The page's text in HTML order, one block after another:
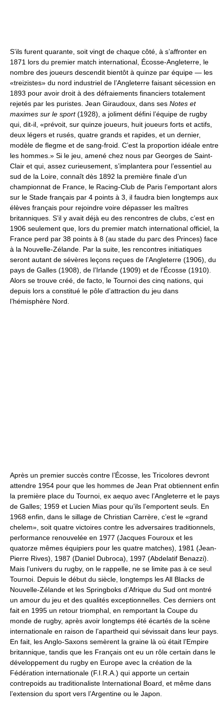
S’ils furent quarante, soit vingt de chaque côté, à s’affronter en
1871 lors du premier match international, Écosse-Angleterre, le
nombre des joueurs descendit bientôt à quinze par équipe — les
«treizistes» du nord industriel de l’Angleterre faisant sécession en
1893 pour avoir droit à des défraiements financiers totalement
rejetés par les puristes. Jean Giraudoux, dans ses Notes et
maximes sur le sport(1928), a joliment défini l’équipe de rugby
qui, dit-il, «prévoit, sur quinze joueurs, huit joueurs forts et actifs,
deux légers et rusés, quatre grands et rapides, et un dernier,
modèle de flegme et de sang-froid. C’est la proportion idéale entre
les hommes.» Si le jeu, amené chez nous par Georges de Saint-
Clair et qui, assez curieusement, s’implantera pour l’essentiel au
sud de la Loire, connaît dès 1892 la première finale d’un
championnat de France, le Racing-Club de Paris l’emportant alors
sur le Stade français par 4 points à 3, il faudra bien longtemps aux
élèves français pour rejoindre voire dépasser les maîtres
britanniques. S’il y avait déjà eu des rencontres de clubs, c’est en
1906 seulement que, lors du premier match international officiel, la
France perd par 38 points à 8 (au stade du parc des Princes) face
à la Nouvelle-Zélande. Par la suite, les rencontres initiatiques
seront autant de sévères leçons reçues de l’Angleterre (1906), du
pays de Galles (1908), de l’Irlande (1909) et de l’Écosse (1910).
Alors se trouve créé, de facto, le Tournoi des cinq nations, qui
depuis lors a constitué le pôle d’attraction du jeu dans
l’hémisphère Nord.
Après un premier succès contre l’Écosse, les Tricolores devront
attendre 1954 pour que les hommes de Jean Prat obtiennent enfin
la première place du Tournoi, ex aequo avec l’Angleterre et le pays
de Galles; 1959 et Lucien Mias pour qu’ils l’emportent seuls. En
1968 enfin, dans le sillage de Christian Carrère, c’est le «grand
chelem», soit quatre victoires contre les adversaires traditionnels,
performance renouvelée en 1977 (Jacques Fouroux et les
quatorze mêmes équipiers pour les quatre matches), 1981 (Jean-
Pierre Rives), 1987 (Daniel Dubroca), 1997 (Abdelatif Benazzi).
Mais l’univers du rugby, on le rappelle, ne se limite pas à ce seul
Tournoi. Depuis le début du siècle, longtemps les All Blacks de
Nouvelle-Zélande et les Springboks d’Afrique du Sud ont montré
un amour du jeu et des qualités exceptionnelles. Ces derniers ont
fait en 1995 un retour triomphal, en remportant la Coupe du
monde de rugby, après avoir longtemps été écartés de la scène
internationale en raison de l’apartheid qui sévissait dans leur pays.
En fait, les Anglo-Saxons semèrent la graine là où était l’Empire
britannique, tandis que les Français ont eu un rôle certain dans le
développement du rugby en Europe avec la création de la
Fédération internationale (F.I.R.A.) qui apporte un certain
contrepoids au traditionaliste International Board, et même dans
l’extension du sport vers l’Argentine ou le Japon.